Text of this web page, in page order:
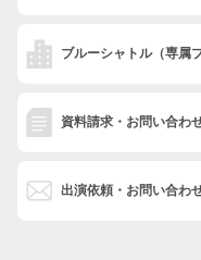
ブルーシャトル（専属
資料請求・お問い合わ
出演依頼・お問い合わ